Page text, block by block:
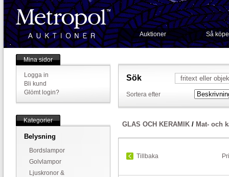
Auktioner Så
Mina sidor
Logga in
Bli kund
Glömt login?
Kategorier
Belysning
Bordslampor
Golvlampor
Ljuskronor &
Sök
Sortera efter
GLAS OCH KERAMIK / Mat- och
Tillbaka